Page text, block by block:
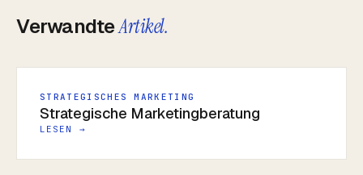
VerwandteArtikel.
STRATEGISCHES MARKETING
Strategische Marketingberatung
LESEN →